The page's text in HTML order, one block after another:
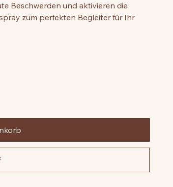
Beschwerden und aktivieren die
zum perfekten Begleiter für Ihr